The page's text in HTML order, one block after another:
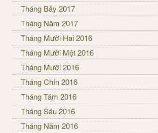
Tháng Bảy 2017
Tháng Năm 2017
Tháng Mười Hai 2016
Tháng Mười Một 2016
Tháng Mười 2016
Tháng Chín 2016
Tháng Tám 2016
Tháng Sáu 2016
Tháng Năm 2016